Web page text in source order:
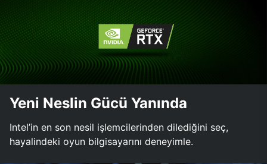
Yeni Neslin Gücü Yanında
Intel’in en son nesil işlemcilerinden dilediğini seç,
hayalindeki oyun bilgisayarını deneyimle.